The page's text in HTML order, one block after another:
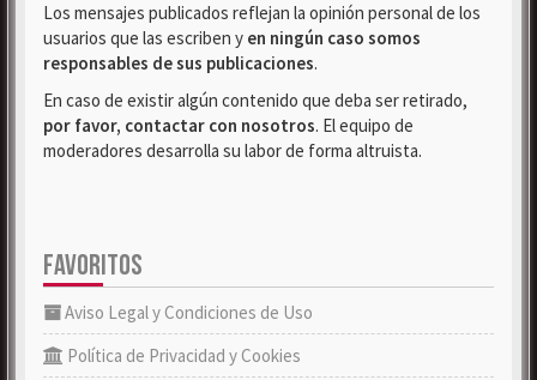
Los mensajes publicados reflejan la opinión personal de los
usuarios que las escriben y en ningún caso somos
responsables de sus publicaciones.
En caso de existir algún contenido que deba ser retirado,
por favor, contactar con nosotros. El equipo de
moderadores desarrolla su labor de forma altruista.
FAVORITOS
Aviso Legal y Condiciones de Uso
Política de Privacidad y Cookies